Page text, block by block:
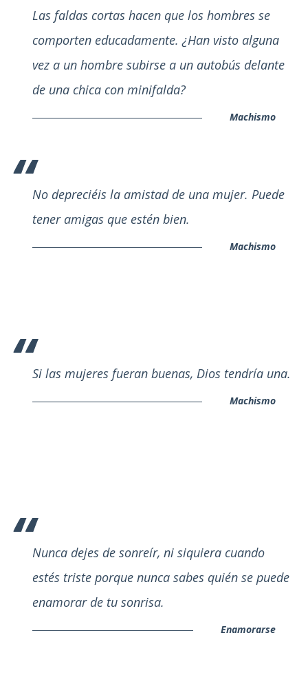
Las faldas cortas hacen que los hombres se
comporten educadamente. ¿Han visto alguna
vez a un hombre subirse a un autobús delante
de una chica con minifalda?
Machismo
No depreciéis la amistad de una mujer. Puede
tener amigas que estén bien.
Machismo
Si las mujeres fueran buenas, Dios tendría una.
Machismo
Nunca dejes de sonreír, ni siquiera cuando
estés triste porque nunca sabes quién se puede
enamorar de tu sonrisa.
Enamorarse